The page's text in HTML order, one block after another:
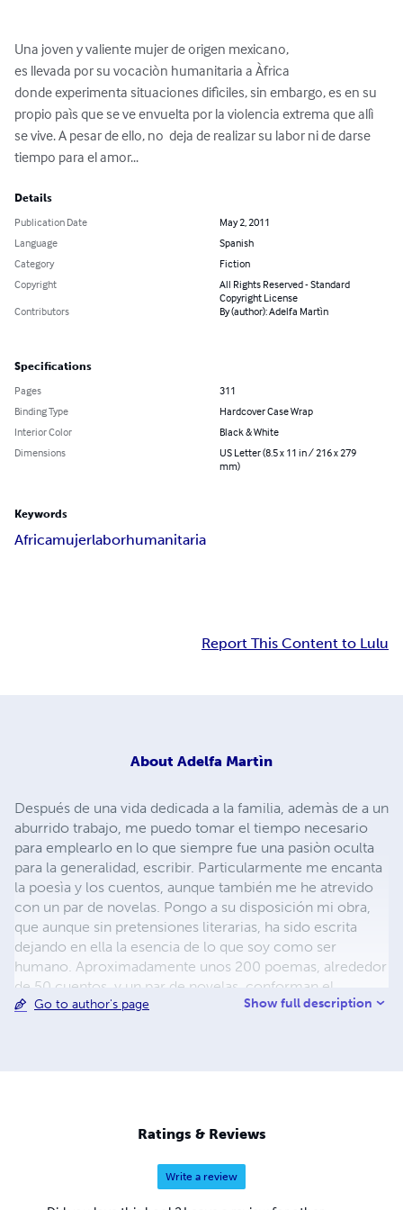
Una joven y valiente mujer de origen mexicano,
es llevada por su vocaciòn humanitaria a Àfrica
donde experimenta situaciones difìciles, sin embargo, es en su
propio paìs que se ve envuelta por la violencia extrema que allì
se vive. A pesar de ello, no  deja de realizar su labor ni de darse
tiempo para el amor...
Details
Publication Date
May 2, 2011
Language
Spanish
Category
Fiction
Copyright
All Rights Reserved - Standard
Copyright License
Contributors
By (author): Adelfa Martìn
Specifications
Pages
311
Binding Type
Hardcover Case Wrap
Interior Color
Black & White
Dimensions
US Letter (8.5 x 11 in / 216 x 279
mm)
Keywords
Africamujerlaborhumanitaria
Report This Content to Lulu
About Adelfa Martìn
Después de una vida dedicada a la familia, ademàs de a un
aburrido trabajo, me puedo tomar el tiempo necesario
para emplearlo en lo que siempre fue una pasiòn oculta
para la generalidad, escribir. Particularmente me encanta
la poesìa y los cuentos, aunque también me he atrevido
con un par de novelas. Pongo a su disposición mi obra,
que aunque sin pretensiones literarias, ha sido escrita
dejando en ella la esencia de lo que soy como ser
humano. Aproximadamente unos 200 poemas, alrededor
de 50 cuentos, y un par de novelas, conforman el
esfuerzo de varios años de trabajo. Sus comentarios
Go to author's page Show full description
Ratings & Reviews
Write a review